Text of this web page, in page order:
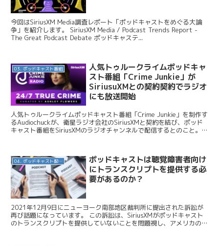
今回はSiriusXM Media調査レポート「ポッドキャストをめぐる大論
争」を紹介します。 SiriusXM Media / Podcast Trends Report -
The Great Podcast Debate ポッドキャステ...
03. ポッドキャスト番組
人気トゥルークライムポッドキャ
スト番組「Crime Junkie」が
SiriusuXMとの契約契約でラジオ
にも放送開始
人気トゥルークライムポッドキャスト番組「Crime Junkie」を制作す
るAudiochuckが、衛星ラジオ会社のSiriusXMと契約を結び、ポッド
キャスト番組をSiriusXMのラジオチャンネルで配信するとのこと。今
04. ポッドキャスト配信・制作等
ポッドキャストは聴覚障害者向け
にトランスクリプトを提供する必
要があるのか？
2021年12月9日にニューヨーク南部地区裁判所に提出された訴訟が
再び話題になっています。 この訴訟は、SiriusXMがポッドキャスト
のトランスクリプトを提供していないことを問題視し、アメリカの聴